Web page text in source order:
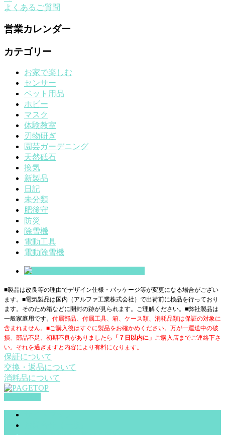
よくあるご質問
営業カレンダー
カテゴリー
お家で楽しむ
センサー
ペット用品
ホビー
マスク
体験教室
刃物研ぎ
園芸ガーデニング
天然砥石
換気
新製品
日記
未分類
肥後守
防災
除雪機
電動工具
電動除雪機
■製品は改良等の理由でデザイン仕様・パッケージ等が変更になる場合がござい
ます。■電気製品は国内（アルファ工業株式会社）で出荷前に検品を行っており
ます。そのため箱などに開封の跡が見られます。ご理解ください。■弊社製品は
一般家庭用です。 付属部品、付属工具、箱、ケース類、消耗品類は保証の対象に
含まれません。■ご購入後はすぐに製品をお確かめください。万が一運送中の破
損、部品不足、初期不良がありましたら
「７日以内に」 ご購入店までご連絡下さ
い。それを過ぎますと内容により有料になります。
保証について
交換・返品について
消耗品について